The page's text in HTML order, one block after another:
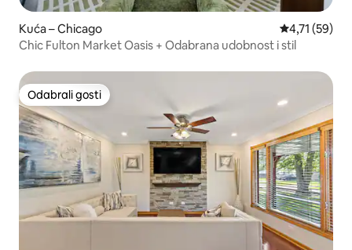
Kuća – Chicago Prosječna
4,71 (59)
Chic Fulton Market Oasis + Odabrana udobnost i stil
Odabrali gosti
Odabrali gosti